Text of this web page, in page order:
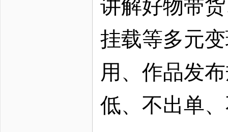
讲解好物带
挂载等多元
用、作品发
低、不出单